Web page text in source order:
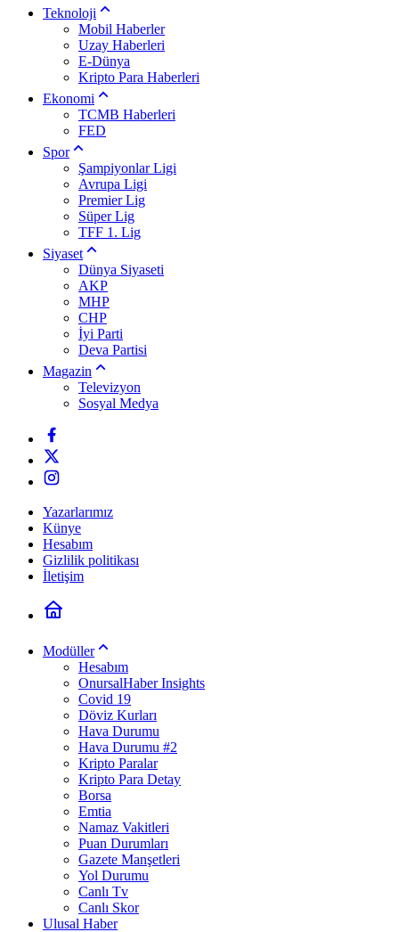
Teknoloji
Mobil Haberler
Uzay Haberleri
E-Dünya
Kripto Para Haberleri
Ekonomi
TCMB Haberleri
FED
Spor
Şampiyonlar Ligi
Avrupa Ligi
Premier Lig
Süper Lig
TFF 1. Lig
Siyaset
Dünya Siyaseti
AKP
MHP
CHP
İyi Parti
Deva Partisi
Magazin
Televizyon
Sosyal Medya
Yazarlarımız
Künye
Hesabım
Gizlilik politikası
İletişim
Modüller
Hesabım
OnursalHaber Insights
Covid 19
Döviz Kurları
Hava Durumu
Hava Durumu #2
Kripto Paralar
Kripto Para Detay
Borsa
Emtia
Namaz Vakitleri
Puan Durumları
Gazete Manşetleri
Yol Durumu
Canlı Tv
Canlı Skor
Ulusal Haber